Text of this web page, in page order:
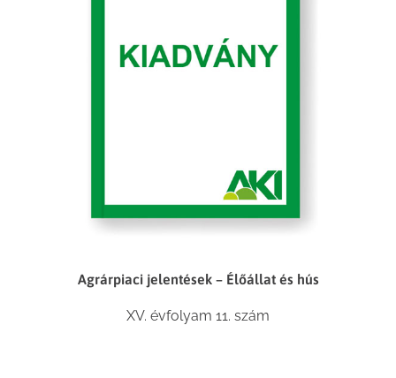
Agrárpiaci jelentések – Élőállat és hús
XV. évfolyam 11. szám